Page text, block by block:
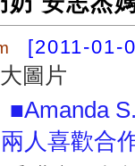
[2011-01-
圖片
■Amanda
人喜歡合